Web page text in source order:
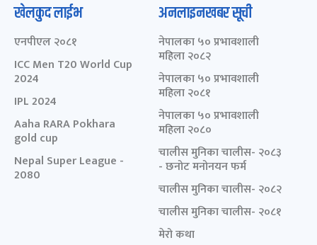
खेलकुद लाईभ
एनपीएल २०८१
ICC Men T20 World Cup
2024
IPL 2024
Aaha RARA Pokhara
gold cup
Nepal Super League -
2080
अनलाइनखबर सूची
नेपालका ५० प्रभावशाली
महिला २०८२
नेपालका ५० प्रभावशाली
महिला २०८१
नेपालका ५० प्रभावशाली
महिला २०८०
चालीस मुनिका चालीस- २०८३
- छनोट मनोनयन फर्म
चालीस मुनिका चालीस- २०८२
चालीस मुनिका चालीस- २०८१
मेरो कथा